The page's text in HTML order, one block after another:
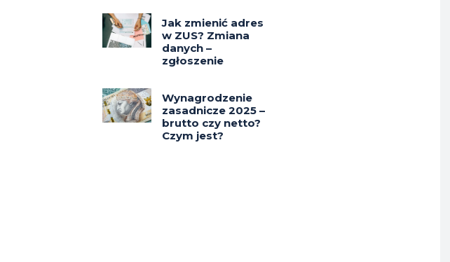
Jak zmienić adres
w ZUS? Zmiana
danych –
zgłoszenie
Wynagrodzenie
zasadnicze 2025 –
brutto czy netto?
Czym jest?